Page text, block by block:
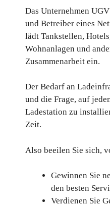
Das Unternehmen
und Betreiber eines
lädt Tankstellen,
Wohnanlagen und
Zusammenarbeit ein.
Der Bedarf an
und die Frage, auf
Ladestation zu
Zeit.
Also beeilen Sie sich,
Gewinnen Sie
den besten
Verdienen Sie